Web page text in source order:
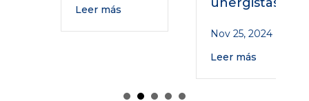
Leer más
Nov 25, 2024
Leer más